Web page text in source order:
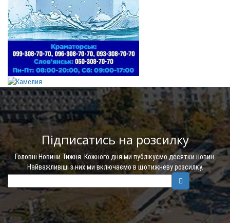
Підписатись на розсилку
Головні Новини Тижня. Кожного дня ми публікуємо десятки новин.
Найважливіші з них ми включаємо в щотижневу розсилку.